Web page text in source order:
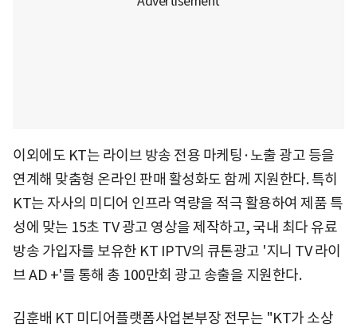
이외에도 KT는 라이브 방송 전용 마케팅·노출 광고 등을
연계해 맞춤형 온라인 판매 활성화도 함께 지원한다. 특히
KT는 자사의 미디어 인프라 역량을 적극 활용하여 제품 특
성에 맞는 15초 TV 광고 영상을 제작하고, 국내 최다 유료
방송 가입자를 보유한 KT IPTV의 큐톤광고 '지니 TV 라이
브 AD +'를 통해 총 100만회 광고 송출을 지원한다.
김훈배 KT 미디어플랫폼사업본부장 전무는 "KT가 소상